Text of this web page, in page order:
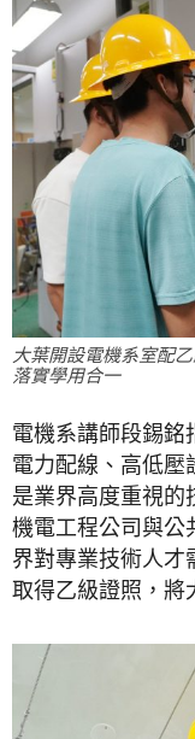
大葉開設電機系室配
落實學用合一
電機系講師段錫銘
電力配線、高低壓
是業界高度重視的
機電工程公司與公
界對專業技術人才
取得乙級證照，將